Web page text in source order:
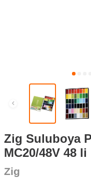
Zig Suluboya
MC20/48V 48 li
Zig